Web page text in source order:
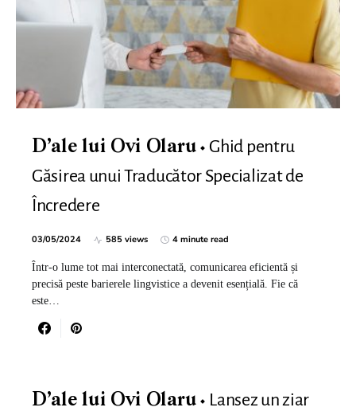
D’ale lui Ovi Olaru
Ghid pentru
Găsirea unui Traducător Specializat de
Încredere
03/05/2024 585 views 4 minute read
Într-o lume tot mai interconectată, comunicarea eficientă și
precisă peste barierele lingvistice a devenit esențială. Fie că
este…
D’ale lui Ovi Olaru
Lansez un ziar